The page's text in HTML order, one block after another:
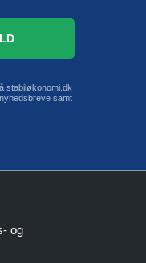
stabiløkonomi.dk
samt
og